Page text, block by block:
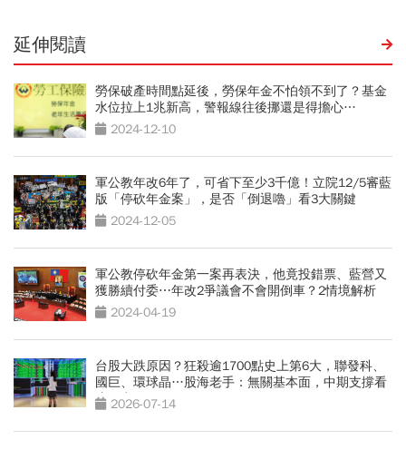
延伸閱讀
勞保破產時間點延後，勞保年金不怕領不到了？基金
水位拉上1兆新高，警報線往後挪還是得擔心…
2024-12-10
軍公教年改6年了，可省下至少3千億！立院12/5審藍
版「停砍年金案」，是否「倒退嚕」看3大關鍵
2024-12-05
軍公教停砍年金第一案再表決，他竟投錯票、藍營又
獲勝續付委⋯年改2爭議會不會開倒車？2情境解析
2024-04-19
台股大跌原因？狂殺逾1700點史上第6大，聯發科、
國巨、環球晶…股海老手：無關基本面，中期支撐看
這關卡
2026-07-14